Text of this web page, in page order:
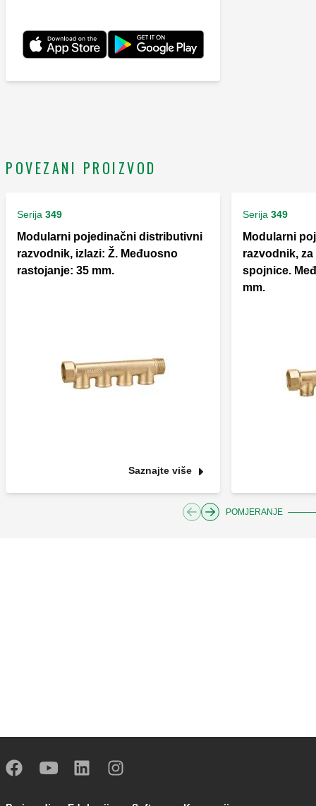
POVEZANI PROIZVOD
Serija 349
Modularni pojedinačni distributivni
razvodnik, izlazi: Ž. Međuosno
rastojanje: 35 mm.
Saznajte više
Serija 349
Modularni
razvodnik,
spojnice.
mm.
POMJERANJE